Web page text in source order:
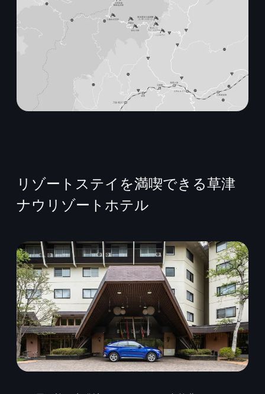
リゾートステイを満喫できる草津
ナウリゾートホテル